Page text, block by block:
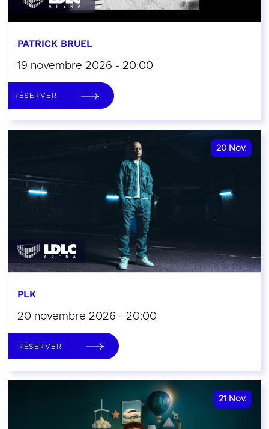
PATRICK BRUEL
19 novembre 2026 - 20:00
RÉSERVER
20 Nov.
PLK
20 novembre 2026 - 20:00
RÉSERVER
21 Nov.